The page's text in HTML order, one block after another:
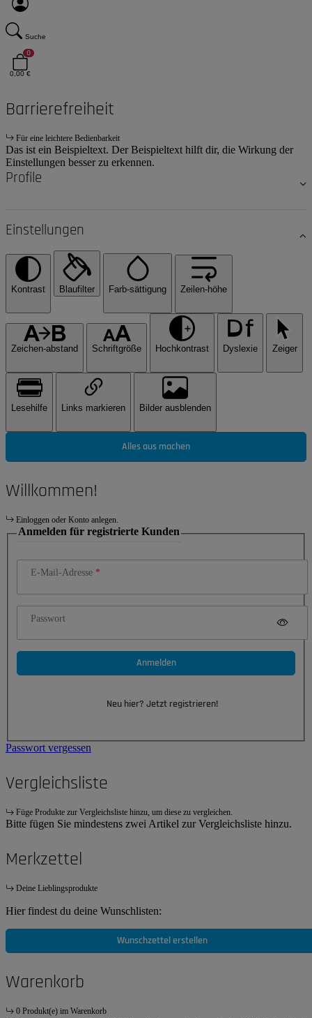
Suche
0
0,00 €
Barrierefreiheit
Für eine leichtere Bedienbarkeit
Das ist ein Beispieltext. Der Beispieltext hilft dir, die Wirkung der
Einstellungen besser zu erkennen.
Profile
Einstellungen
Kontrast Blaufilter Farb-sättigung Zeilen-höhe
Zeichen-abstand Schriftgröße Hochkontrast Dyslexie Zeiger
Lesehilfe Links markieren Bilder ausblenden
Alles aus machen
Willkommen!
Einloggen oder Konto anlegen.
Anmelden für registrierte Kunden
E-Mail-Adresse
Passwort
Anmelden
Neu hier? Jetzt registrieren!
Passwort vergessen
Vergleichsliste
Füge Produkte zur Vergleichsliste hinzu, um diese zu vergleichen.
Bitte fügen Sie mindestens zwei Artikel zur Vergleichsliste hinzu.
Merkzettel
Deine Lieblingsprodukte
Hier findest du deine Wunschlisten:
Wunschzettel erstellen
Warenkorb
0 Produkt(e) im Warenkorb